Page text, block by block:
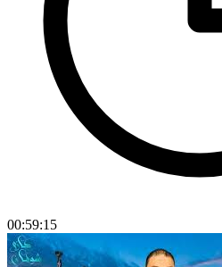
00:59:15